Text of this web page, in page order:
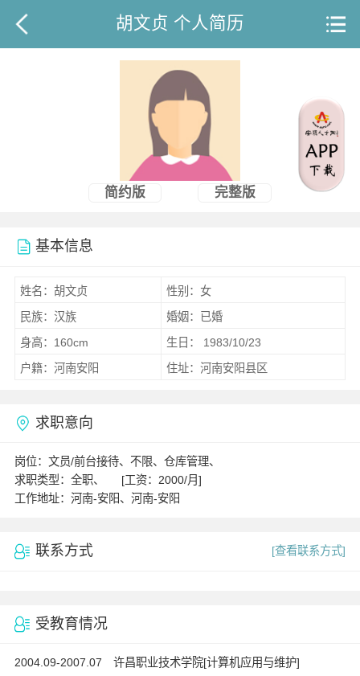
胡文贞 个人简历
简约版 完整版
基本信息
姓名：胡文贞
性别：女
民族：汉族
婚姻：已婚
身高：160cm
生日： 1983/10/23
户籍：河南安阳
住址：河南安阳县区
求职意向
岗位：文员/前台接待、不限、仓库管理、
求职类型：全职、 [工资：2000/月]
工作地址：河南-安阳、河南-安阳
联系方式 [查看联系方式]
受教育情况
2004.09-2007.07 许昌职业技术学院[计算机应用与维护]